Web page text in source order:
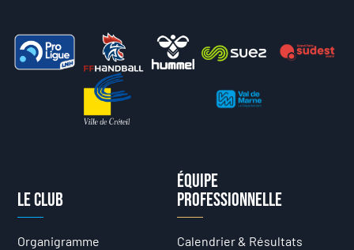
Le club
Organigramme
Équipe
professionnelle
Calendrier & Résultats